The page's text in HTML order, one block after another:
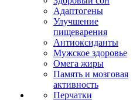
Адаптогены
Улучшение
пищеварения
Антиоксиданты
Мужское здоровье
Омега жиры
Память и мозговая
активность
Перчатки